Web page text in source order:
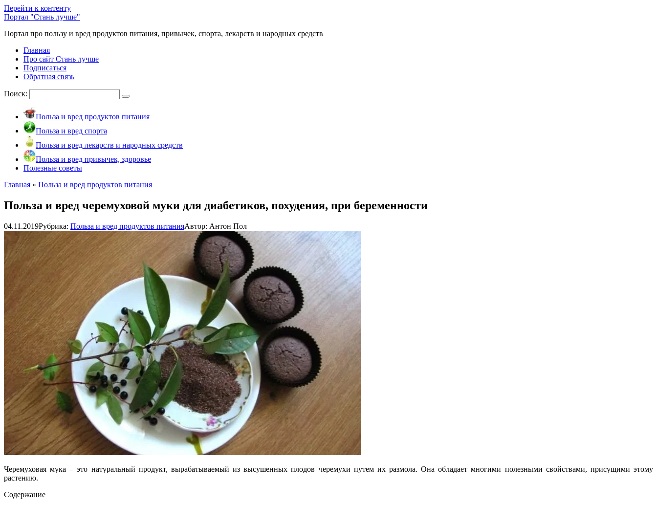
Перейти к контенту
Портал "Стань лучше"
Портал про пользу и вред продуктов питания, привычек, спорта, лекарств и народных средств
Главная
Про сайт Стань лучше
Подписаться
Обратная связь
Поиск:
Польза и вред продуктов питания
Польза и вред спорта
Польза и вред лекарств и народных средств
Польза и вред привычек, здоровье
Полезные советы
Главная » Польза и вред продуктов питания
Польза и вред черемуховой муки для диабетиков, похудения, при беременности
04.11.2019Рубрика: Польза и вред продуктов питанияАвтор: Антон Пол
Черемуховая мука – это натуральный продукт, вырабатываемый из высушенных плодов черемухи путем их размола. Она обладает многими полезными свойствами, присущими этому
растению.
Содержание